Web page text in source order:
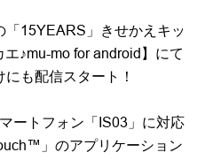
15YEARS」きせかえキッ
♪mu-mo for android】にて
も配信スタート！
ートフォン「IS03」に対応
」のアプリケーション